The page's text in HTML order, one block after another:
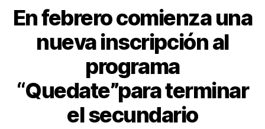
En febrero comienza una
nueva inscripción al
programa
“Quedate”para terminar
el secundario